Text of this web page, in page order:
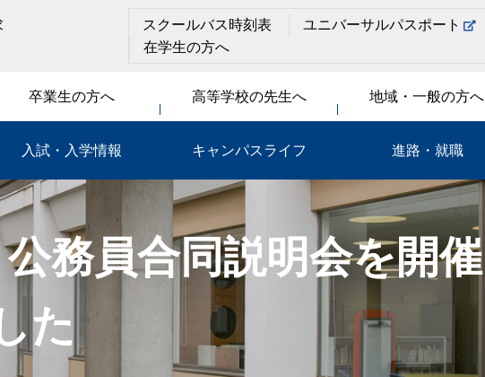
スクールバス時刻表
ユニバーサルパスポート
在学生の方へ
卒業生の方へ 高等学校の先生へ 地域・一般の方へ
入試・入学情報 キャンパスライフ 進路・就職
務員合同説明会を開催
た